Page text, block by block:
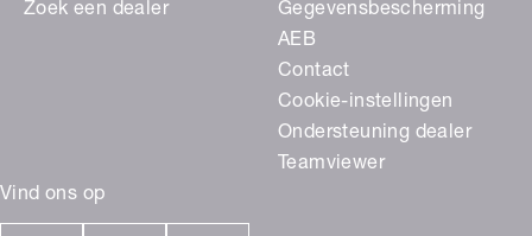
Vind ons op
Zoek een dealer
Gegevensbescherming
AEB
Contact
Cookie-instellingen
Ondersteuning dealer
Teamviewer